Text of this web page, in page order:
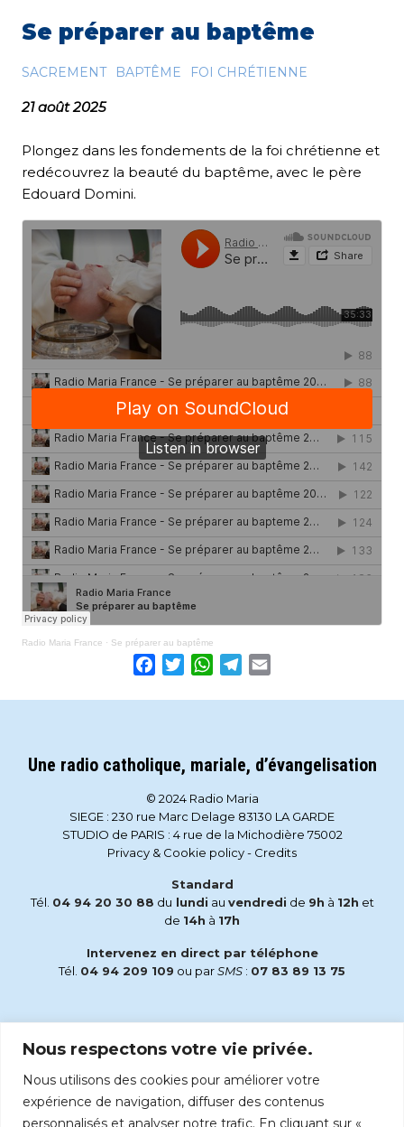
Nous respectons votre vie privée.
Nous utilisons des cookies pour améliorer votre
expérience de navigation, diffuser des contenus
personnalisés et analyser notre trafic. En cliquant sur «
Se préparer au baptême
SACREMENT BAPTÊME FOI CHRÉTIENNE
21 août 2025
Plongez dans les fondements de la foi chrétienne et
redécouvrez la beauté du baptême, avec le père
Edouard Domini.
Radio Maria France · Se préparer au baptême
Facebook
TwitterWhatsApp
Telegram
Une radio catholique, mariale, d’évangelisation
© 2024 Radio Maria
SIEGE : 230 rue Marc Delage 83130 LA GARDE
STUDIO de PARIS : 4 rue de la Michodière 75002
Privacy & Cookie policy- Credits
Standard
Tél. 04 94 20 30 88 du lundi au vendredi de 9h à 12h et
de 14h à 17h
Intervenez en direct par téléphone
Tél. 04 94 209 109 ou parSMS : 07 83 89 13 75
accueil@radiomaria.fr
Écoutez Radio Maria sur :